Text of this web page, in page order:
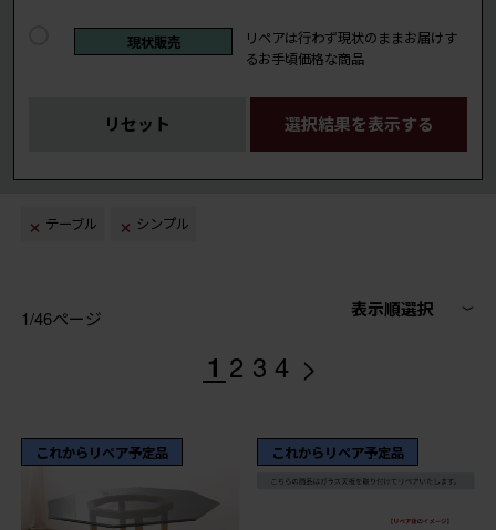
現状販売
リペアは行わず現状のままお届けす
るお手頃価格な商品
リセット 選択結果を表示する
テーブル シンプル
1/46ページ 表示順選択
1 2 3 4 >
これからリペア予定品 これからリペア予定品